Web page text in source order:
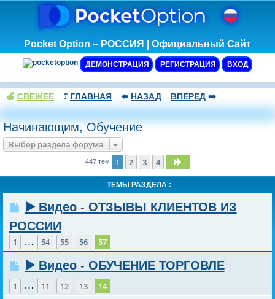
Pocket Option – РОССИЯ | Официальный Сайт
ДЕМОНСТРАЦИЯ РЕГИСТРАЦИЯ ВХОД
🍏 СВЕЖЕЕ ⤴️ ГЛАВНАЯ ⬅️ НАЗАД ВПЕРЕД ➡️
Начинающим, Обучение
Выбор раздела форума
447 тем 1 2 3 4
ТЕМЫ РАЗДЕЛА :
▶️ Видео - ОТЗЫВЫ КЛИЕНТОВ ИЗ
РОССИИ
1 … 54 55 56 57
▶️ Видео - ОБУЧЕНИЕ ТОРГОВЛЕ
1 … 11 12 13 14